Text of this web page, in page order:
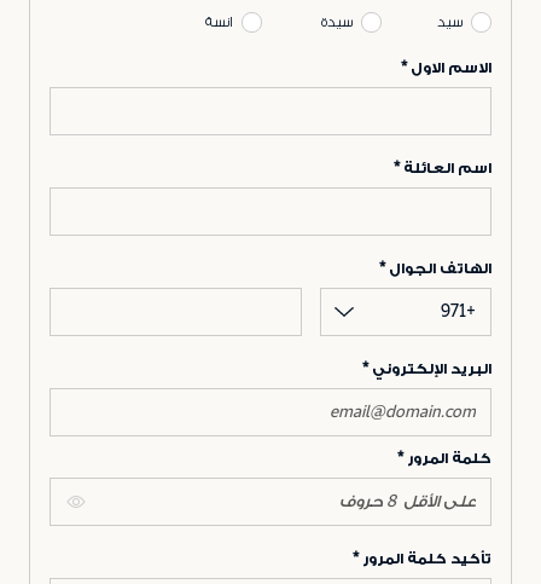
سيد سيدة انسة
الاسم الاول
اسم العائلة
الهاتف الجوال
+971
البريد الإلكتروني
كلمة المرور
تأكيد كلمة المرور